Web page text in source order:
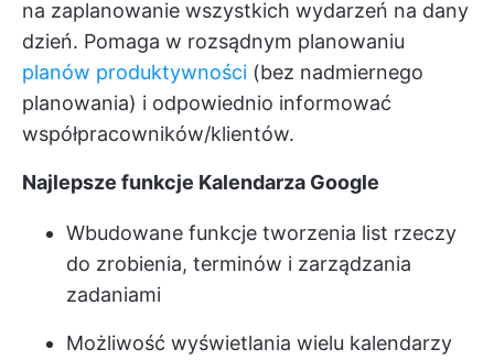
na zaplanowanie wszystkich wydarzeń na dany
dzień. Pomaga w rozsądnym planowaniu
planów produktywności (bez nadmiernego
planowania) i odpowiednio informować
współpracowników/klientów.
Najlepsze funkcje Kalendarza Google
Wbudowane funkcje tworzenia list rzeczy
do zrobienia, terminów i zarządzania
zadaniami
Możliwość wyświetlania wielu kalendarzy